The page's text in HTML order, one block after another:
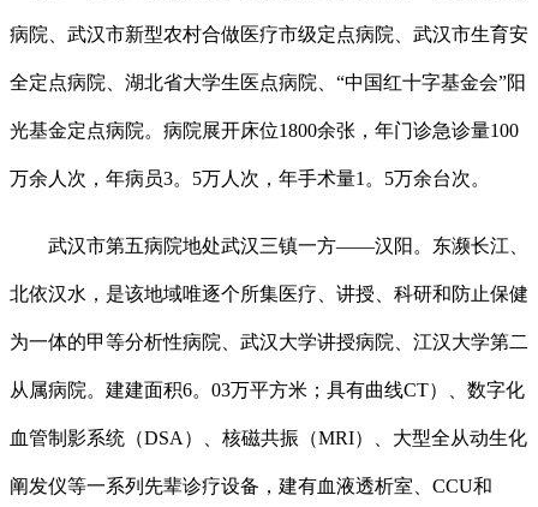
病院、武汉市新型农村合做医疗市级定点病院、武汉市生育安
全定点病院、湖北省大学生医点病院、“中国红十字基金会”阳
光基金定点病院。病院展开床位1800余张，年门诊急诊量100
万余人次，年病员3。5万人次，年手术量1。5万余台次。
武汉市第五病院地处武汉三镇一方——汉阳。东濒长江、
北依汉水，是该地域唯逐个所集医疗、讲授、科研和防止保健
为一体的甲等分析性病院、武汉大学讲授病院、江汉大学第二
从属病院。建建面积6。03万平方米；具有曲线CT）、数字化
血管制影系统（DSA）、核磁共振（MRI）、大型全从动生化
阐发仪等一系列先辈诊疗设备，建有血液透析室、CCU和